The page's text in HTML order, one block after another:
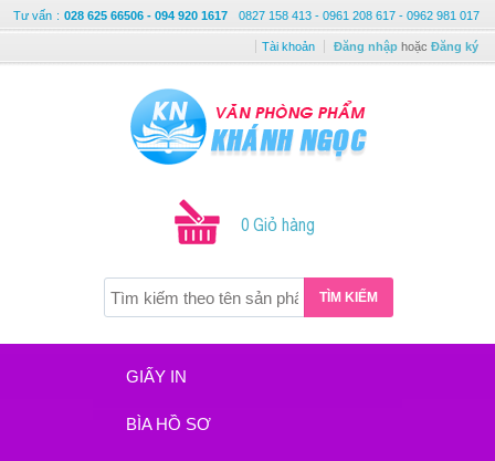
Tư vấn : 028 625 66506 - 094 920 1617 0827 158 413 - 0961 208 617 - 0962 981 017
Tài khoản Đăng nhập hoặc Đăng ký
0 Giỏ hàng
TÌM KIẾM
GIẤY IN
BÌA HỒ SƠ